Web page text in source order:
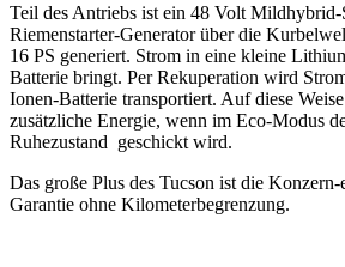
Teil des Antriebs ist ein 48 Volt Mildhybrid-
Riemenstarter-Generator über die
16 PS generiert. Strom in eine kleine
Batterie bringt. Per Rekuperation wird
Ionen-Batterie transportiert. Auf diese
zusätzliche Energie, wenn im Eco-Modus
Ruhezustand geschickt wird.
Das große Plus des Tucson ist die
Garantie ohne Kilometerbegrenzung.